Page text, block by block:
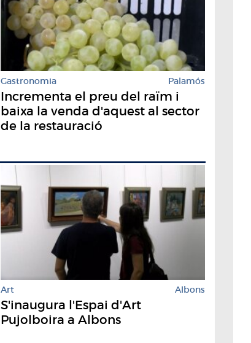
Gastronomia Palamós
Incrementa el preu del raïm i
baixa la venda d'aquest al sector
de la restauració
Art Albons
S'inaugura l'Espai d'Art
Pujolboira a Albons